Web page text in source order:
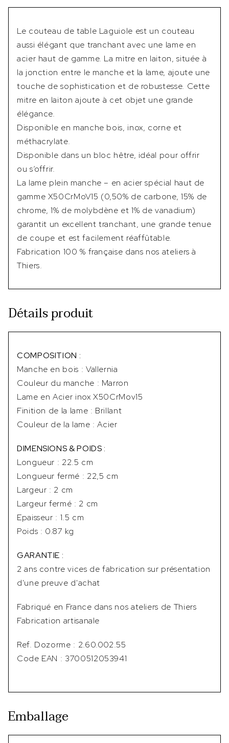
Le couteau de table Laguiole est un couteau
aussi élégant que tranchant avec une lame en
acier haut de gamme. La mitre en laiton, située à
la jonction entre le manche et la lame, ajoute une
touche de sophistication et de robustesse. Cette
mitre en laiton ajoute à cet objet une grande
élégance.
Disponible en manche bois, inox, corne et
méthacrylate.
Disponible dans un bloc hêtre, idéal pour offrir
ou s’offrir.
La lame plein manche – en acier spécial haut de
gamme X50CrMoV15 (0,50% de carbone, 15% de
chrome, 1% de molybdène et 1% de vanadium)
garantit un excellent tranchant, une grande tenue
de coupe et est facilement réaffûtable.
Fabrication 100 % française dans nos ateliers à
Thiers.
Détails produit
COMPOSITION :
Manche en bois : Vallernia
Couleur du manche : Marron
Lame en Acier inox X50CrMov15
Finition de la lame : Brillant
Couleur de la lame : Acier
DIMENSIONS & POIDS :
Longueur : 22.5 cm
Longueur fermé : 22,5 cm
Largeur : 2 cm
Largeur fermé : 2 cm
Epaisseur : 1.5 cm
Poids : 0.87 kg
GARANTIE :
2 ans contre vices de fabrication sur présentation
d'une preuve d'achat
Fabriqué en France dans nos ateliers de Thiers
Fabrication artisanale
Ref. Dozorme : 2.60.002.55
Code EAN : 3700512053941
Emballage